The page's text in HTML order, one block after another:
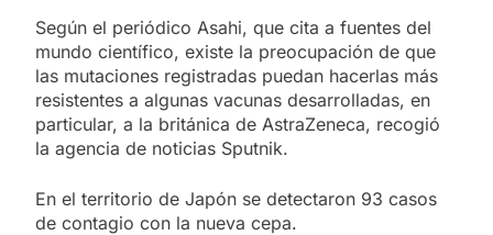
Según el periódico Asahi, que cita a fuentes del
mundo científico, existe la preocupación de que
las mutaciones registradas puedan hacerlas más
resistentes a algunas vacunas desarrolladas, en
particular, a la británica de AstraZeneca, recogió
la agencia de noticias Sputnik.
En el territorio de Japón se detectaron 93 casos
de contagio con la nueva cepa.